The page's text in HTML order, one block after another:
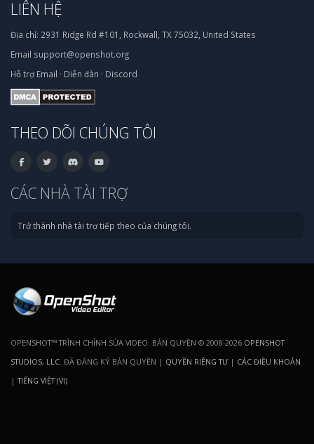
LIÊN HỆ
Địa chỉ: 2931 Ridge Rd #101, Rockwall, TX 75032, United States
Email support@openshot.org
Hỗ trợ Email · Diễn đàn · Discord
THEO DÕI CHÚNG TÔI
CÁC NHÀ TÀI TRỢ
Trở thành nhà tài trợ tiếp theo của chúng tôi.
OPENSHOT™ TRÌNH CHỈNH SỬA VIDEO. BẢN QUYỀN © 2008-2026 OPENSHOT
STUDIOS, LLC. ĐÃ ĐĂNG KÝ BẢN QUYỀN | QUYỀN RIÊNG TƯ| CÁC ĐIỀU KHOẢN
|TIẾNG VIỆT (VI)